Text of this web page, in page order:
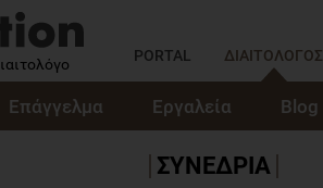
PORTAL ΔΙΑΙΤΟΛΟΓΟΣ
Επάγγελμα Εργαλεία Blog
ΣΥΝΕΔΡΙΑ